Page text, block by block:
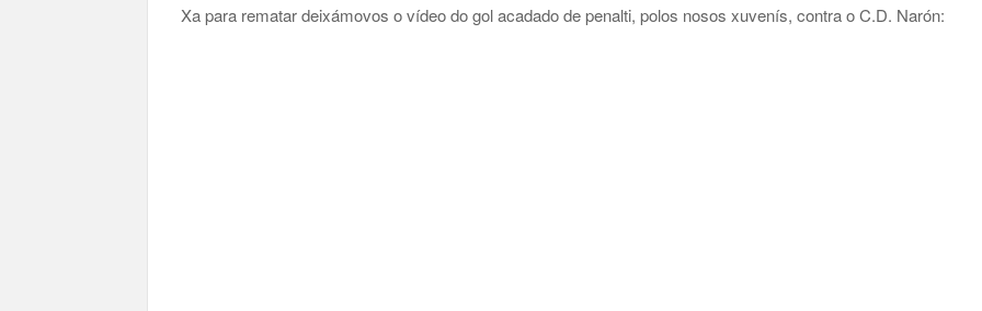
Xa para rematar deixámovos o vídeo do gol acadado de penalti, polos nosos xuvenís, contra o C.D. Narón: